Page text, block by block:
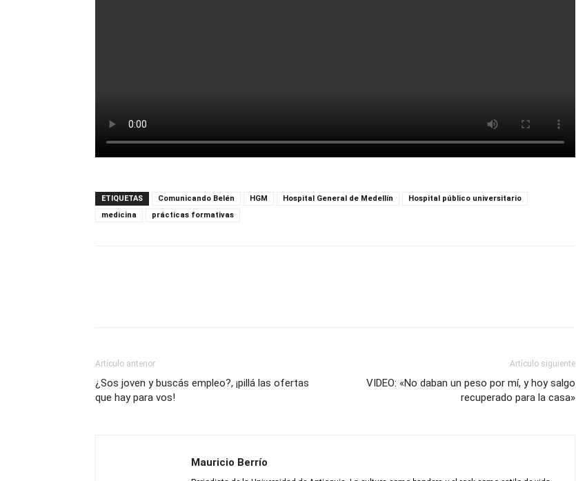
ETIQUETAS Comunicando Belén HGM Hospital General de Medellín
Hospital público universitario
medicina
prácticas formativas
Artículo anterior
¿Sos joven y buscás empleo?, ¡pillá las ofertas
que hay para vos!
Artículo siguiente
VIDEO: «No daban un peso por mí, y hoy salgo
recuperado para la casa»
Mauricio Berrío